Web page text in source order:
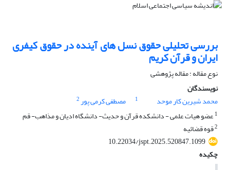
بررسی تحلیلی حقوق نسل های آینده در حقوق کیفری
ایران و قرآن کریم
نوع مقاله : مقاله پژوهشی
نویسندگان
محمد شیرین کار موحد
1 مصطفی کرمی پور2
1عضو هیات علمی - دانشکده قرآن و حدیث- دانشگاه ادیان و مذاهب- قم
2قوه قضائیه
10.22034/jspt.2025.520847.1099
چکیده